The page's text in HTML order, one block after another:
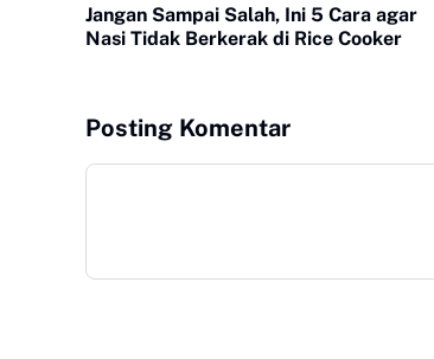
Jangan Sampai Salah, Ini 5 Cara agar
Nasi Tidak Berkerak di Rice Cooker
Posting Komentar